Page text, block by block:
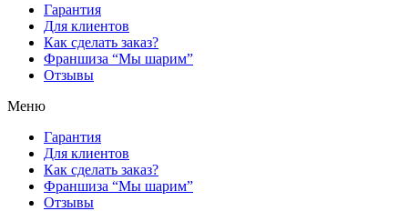
Гарантия
Для клиентов
Как сделать заказ?
Франшиза “Мы шарим”
Отзывы
Меню
Гарантия
Для клиентов
Как сделать заказ?
Франшиза “Мы шарим”
Отзывы